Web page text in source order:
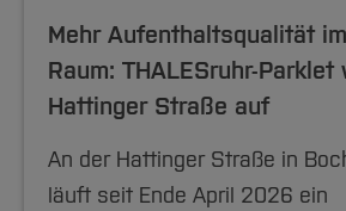
Mehr Aufenthaltsqualität
Raum: THALESruhr-
Hattinger Straße auf
An der Hattinger Straße in
läuft seit Ende April 2026 ein